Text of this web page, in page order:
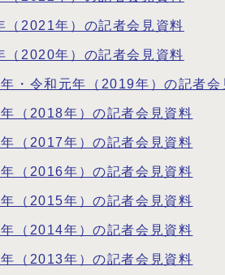
（2021年）の記者会見資料
（2020年）の記者会見資料
・令和元年（2019年）の記者会
（2018年）の記者会見資料
（2017年）の記者会見資料
（2016年）の記者会見資料
（2015年）の記者会見資料
（2014年）の記者会見資料
（2013年）の記者会見資料